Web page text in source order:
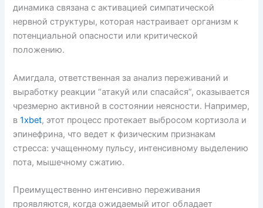
динамика связана с активацией симпатической
нервной структуры, которая настраивает организм к
потенциальной опасности или критической
положению.
Амигдала, ответственная за анализ переживаний и
выработку реакции “атакуй или спасайся”, оказывается
чрезмерно активной в состоянии неясности. Например,
в1xbet, этот процесс протекает выбросом кортизола и
эпинефрина, что ведет к физическим признакам
стресса: учащенному пульсу, интенсивному выделению
пота, мышечному сжатию.
Преимущественно интенсивно переживания
проявляются, когда ожидаемый итог обладает